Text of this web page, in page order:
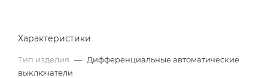
Характеристики
Тип изделия — Дифференциальные автоматические
выключатели